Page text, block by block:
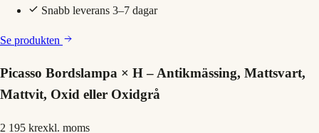
Snabb leverans 3–7 dagar
Se produkten
Picasso Bordslampa × H – Antikmässing, Mattsvart,
Mattvit, Oxid eller Oxidgrå
2 195 krexkl. moms